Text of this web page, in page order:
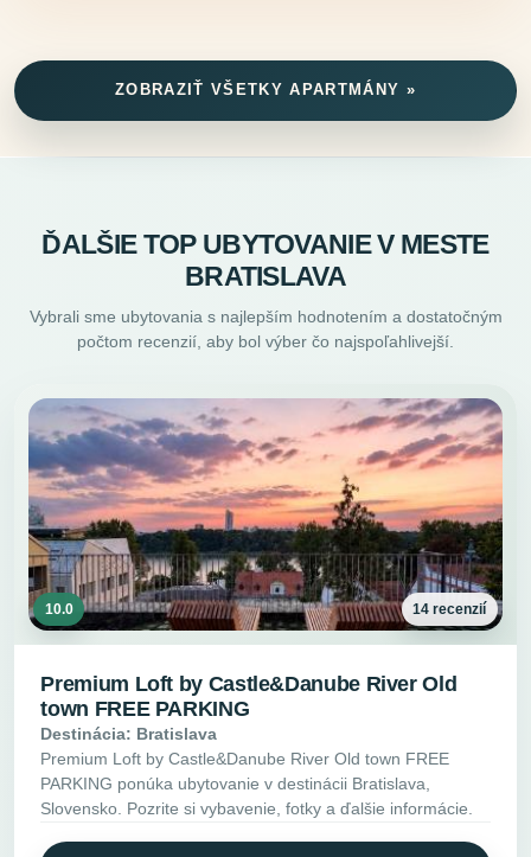
ZOBRAZIŤ VŠETKY APARTMÁNY »
ĎALŠIE TOP UBYTOVANIE V MESTE
BRATISLAVA
Vybrali sme ubytovania s najlepším hodnotením a dostatočným
počtom recenzií, aby bol výber čo najspoľahlivejší.
10.0 14 recenzií
Premium Loft by Castle&Danube River Old
town FREE PARKING
Destinácia: Bratislava
Premium Loft by Castle&Danube River Old town FREE
PARKING ponúka ubytovanie v destinácii Bratislava,
Slovensko. Pozrite si vybavenie, fotky a ďalšie informácie.